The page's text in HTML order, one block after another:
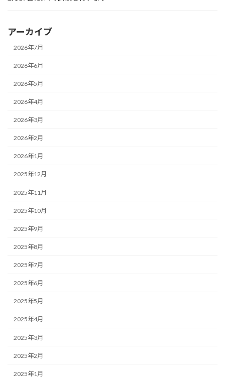
アーカイブ
2026年7月
2026年6月
2026年5月
2026年4月
2026年3月
2026年2月
2026年1月
2025年12月
2025年11月
2025年10月
2025年9月
2025年8月
2025年7月
2025年6月
2025年5月
2025年4月
2025年3月
2025年2月
2025年1月